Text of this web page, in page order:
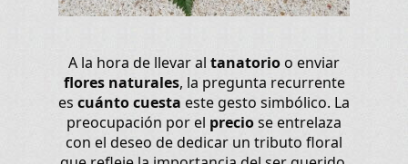
A la hora de llevar al tanatorioo enviar
flores naturales, la pregunta recurrente
es cuánto cuesta este gesto simbólico. La
preocupación por el preciose entrelaza
con el deseo de dedicar un tributo floral